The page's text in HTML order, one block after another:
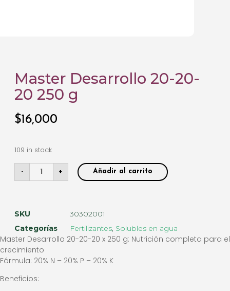
Master Desarrollo 20-20-
20 250 g
$16,000
109 in stock
- + Añadir al carrito
SKU
30302001
Categorías
Fertilizantes, Solubles en agua
Master Desarrollo 20-20-20 x 250 g: Nutrición completa para el
crecimiento
Fórmula: 20% N – 20% P – 20% K
Beneficios: